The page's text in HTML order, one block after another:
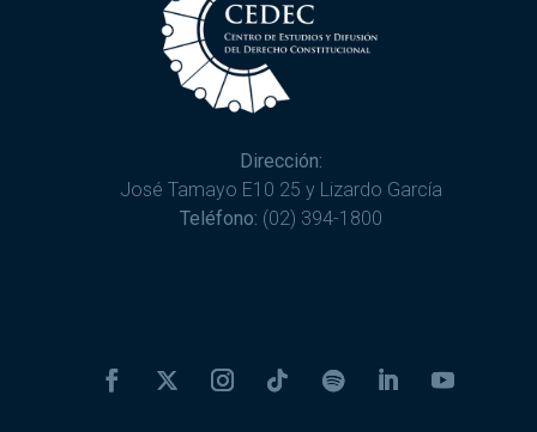
Dirección:
José Tamayo E10 25 y Lizardo García
Teléfono: (02) 394-1800